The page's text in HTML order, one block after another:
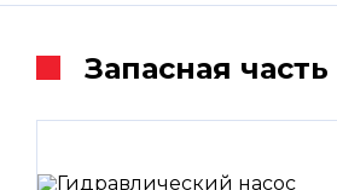
Запасная